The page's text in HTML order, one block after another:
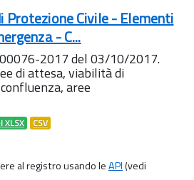
Protezione Civile - Elementi
- C...
2017 del 03/10/2017.
di attesa, viabilità di
aree
XLSX CSV
al registro usando leAPI(vedi